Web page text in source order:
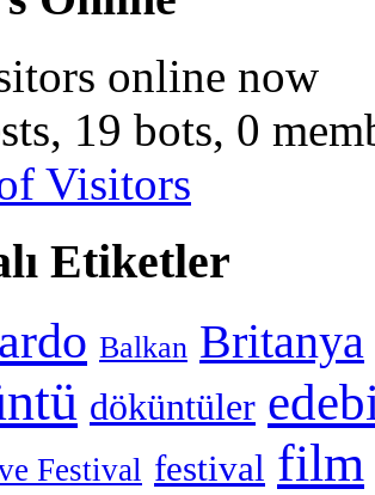
online now
19 bots, 0
Visitors
Etiketler
Balkan Britanya
döküntüler
Festival festival film